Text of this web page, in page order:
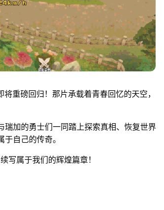
重磅回归！那片承载着青春回忆的天空，
加的勇士们一同踏上探索真相、恢复世界
自己的传奇。
写属于我们的辉煌篇章！